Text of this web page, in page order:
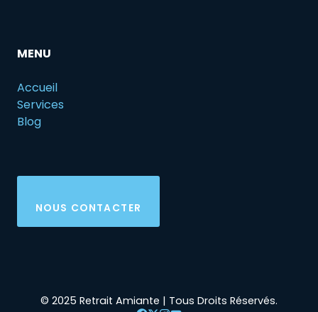
MENU
Accueil
Services
Blog
NOUS CONTACTER
© 2025 Retrait Amiante | Tous Droits Réservés.